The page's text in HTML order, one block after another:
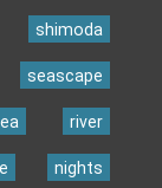
shimoda
seascape
river
nights